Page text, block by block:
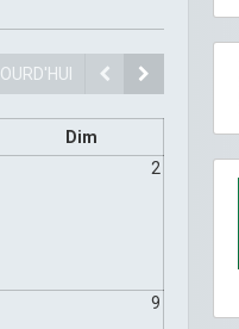
Dim
2
9